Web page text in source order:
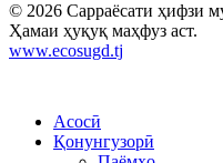
© 2026 Сарраёсати ҳифзи
Ҳамаи ҳуқуқ маҳфуз аст.
www.ecosugd.tj
Асосӣ
Қонунгузорӣ